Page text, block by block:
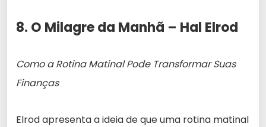
8. O Milagre da Manhã – Hal Elrod
Como a Rotina Matinal Pode Transformar Suas
Finanças
Elrod apresenta a ideia de que uma rotina matinal